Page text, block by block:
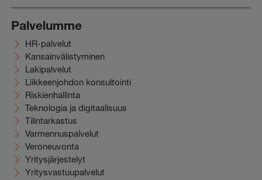
Palvelumme
HR-palvelut
Kansainvälistyminen
Lakipalvelut
Liikkeenjohdon konsultointi
Riskienhallinta
Teknologia ja digitaalisuus
Tilintarkastus
Varmennuspalvelut
Veroneuvonta
Yritysjärjestelyt
Yritysvastuupalvelut